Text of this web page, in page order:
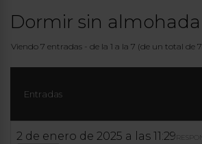
Dormir sin almohada
Viendo 7 entradas - de la 1 a la 7 (de un total de
Entradas
2 de enero de 2025 a las 11:29